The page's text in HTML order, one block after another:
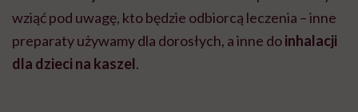
wziąć pod uwagę, kto będzie odbiorcą leczenia – inne
preparaty używamy dla dorosłych, a inne doinhalacji
dla dzieci na kaszel.